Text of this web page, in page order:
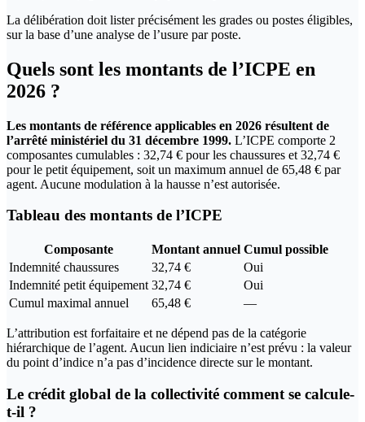
La délibération doit lister précisément les grades ou postes éligibles,
sur la base d’une analyse de l’usure par poste.
Quels sont les montants de l’ICPE en
2026 ?
Les montants de référence applicables en 2026 résultent de
l’arrêté ministériel du 31 décembre 1999. L’ICPE comporte 2
composantes cumulables : 32,74 € pour les chaussures et 32,74 €
pour le petit équipement, soit un maximum annuel de 65,48 € par
agent. Aucune modulation à la hausse n’est autorisée.
Tableau des montants de l’ICPE
Composante Montant annuel Cumul possible
Indemnité chaussures
32,74 €
Oui
Indemnité petit équipement 32,74 €
Oui
Cumul maximal annuel
65,48 € —
L’attribution est forfaitaire et ne dépend pas de la catégorie
hiérarchique de l’agent. Aucun lien indiciaire n’est prévu : la valeur
du point d’indice n’a pas d’incidence directe sur le montant.
Le crédit global de la collectivité comment se calcule-
t-il ?